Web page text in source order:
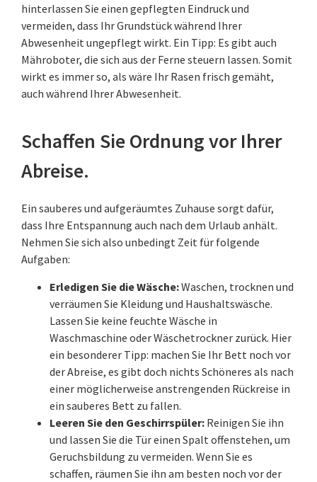
hinterlassen Sie einen gepflegten Eindruck und
vermeiden, dass Ihr Grundstück während Ihrer
Abwesenheit ungepflegt wirkt. Ein Tipp: Es gibt auch
Mähroboter, die sich aus der Ferne steuern lassen. Somit
wirkt es immer so, als wäre Ihr Rasen frisch gemäht,
auch während Ihrer Abwesenheit.
Schaffen Sie Ordnung vor Ihrer
Abreise.
Ein sauberes und aufgeräumtes Zuhause sorgt dafür,
dass Ihre Entspannung auch nach dem Urlaub anhält.
Nehmen Sie sich also unbedingt Zeit für folgende
Aufgaben:
Erledigen Sie die Wäsche:Waschen, trocknen und
verräumen Sie Kleidung und Haushaltswäsche.
Lassen Sie keine feuchte Wäsche in
Waschmaschine oder Wäschetrockner zurück. Hier
ein besonderer Tipp: machen Sie Ihr Bett noch vor
der Abreise, es gibt doch nichts Schöneres als nach
einer möglicherweise anstrengenden Rückreise in
ein sauberes Bett zu fallen.
Leeren Sie den Geschirrspüler: Reinigen Sie ihn
und lassen Sie die Tür einen Spalt offenstehen, um
Geruchsbildung zu vermeiden. Wenn Sie es
schaffen, räumen Sie ihn am besten noch vor der